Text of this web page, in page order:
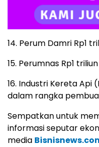
14. Perum Damri Rp1
15. Perumnas Rp1 triliun
16. Industri Kereta Api
dalam rangka
Sempatkan untuk
informasi seputar
media